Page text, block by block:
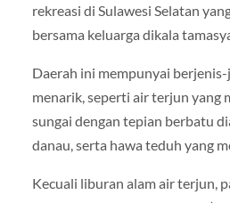
rekreasi di Sulawesi Selatan
bersama keluarga dikala
Daerah ini mempunyai
menarik, seperti air terjun yang
sungai dengan tepian berbatu
danau, serta hawa teduh yang
Kecuali liburan alam air terjun,